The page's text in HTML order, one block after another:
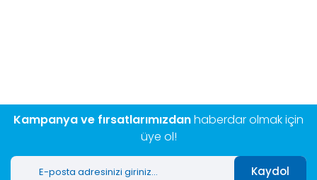
Ürün bilgilerinde hatalar bulunuyor.
Bu ürüne benzer farklı alternatifler olmalı.
Kampanya ve fırsatlarımızdanhaberdar olmak için
üye ol!
Kaydol